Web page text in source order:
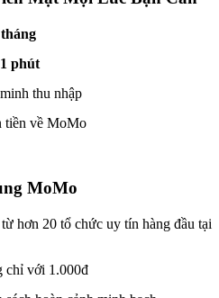
1 phút
thu nhập
tiền về MoMo
MoMo
hơn 20 tổ chức uy tín hàng đầu tại
chỉ với 1.000đ